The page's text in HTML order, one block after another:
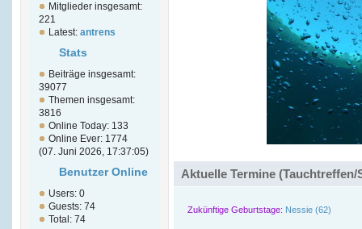
Mitglieder insgesamt:
221
Latest: antrens
Stats
Beiträge insgesamt:
39077
Themen insgesamt:
3816
Online Today: 133
Online Ever: 1774
(07. Juni 2026, 17:37:05)
Benutzer Online
Users: 0
Guests: 74
Total: 74
Aktuelle Termine
Zukünftige Geburtstage: Nessie (62)